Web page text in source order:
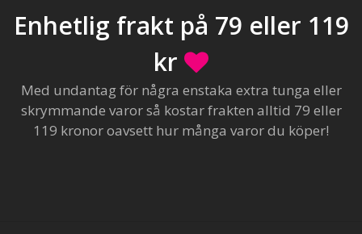
Enhetlig frakt på 79 eller 119
kr
Med undantag för några enstaka extra tunga eller
skrymmande varor så kostar frakten alltid 79 eller
119 kronor oavsett hur många varor du köper!